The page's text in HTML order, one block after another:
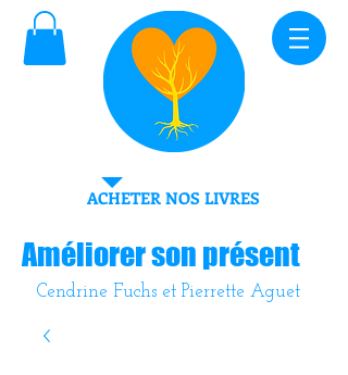
ACHETER NOS LIVRES
Améliorer son présent
Cendrine Fuchs et Pierrette Aguet